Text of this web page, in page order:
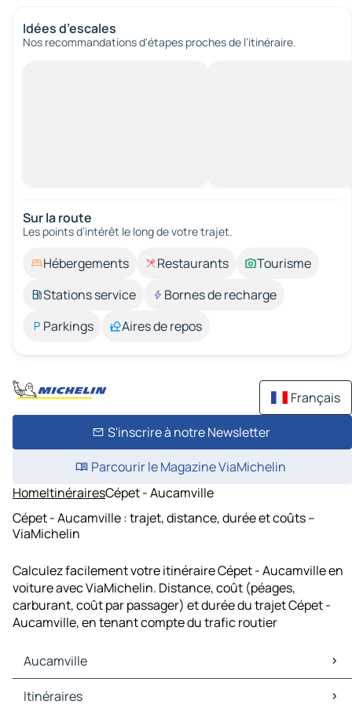
Idées d’escales
Nos recommandations d'étapes proches de l’itinéraire.
Sur la route
Les points d’intérêt le long de votre trajet.
Hébergements Restaurants
Tourisme
Stations service
Bornes de recharge
Parkings
Aires de repos
Français
S'inscrire à notre Newsletter
Parcourir le Magazine ViaMichelin
HomeItinérairesCépet - Aucamville
Cépet - Aucamville : trajet, distance, durée et coûts –
ViaMichelin
Calculez facilement votre itinéraire Cépet - Aucamville en
voiture avec ViaMichelin. Distance, coût (péages,
carburant, coût par passager) et durée du trajet Cépet -
Aucamville, en tenant compte du trafic routier
Aucamville
Aucamville Cartes et plans
Itinéraires